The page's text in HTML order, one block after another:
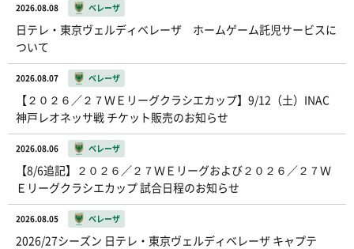
2026.08.08 ベレーザ
日テレ・東京ヴェルディベレーザ ホームゲーム託児サービスに
ついて
2026.08.07 ベレーザ
【２０２６／２７ＷＥリーグクラシエカップ】9/12（土）INAC
神戸レオネッサ戦 チケット販売のお知らせ
2026.08.06 ベレーザ
【8/6追記】２０２６／２７ＷＥリーグおよび２０２６／２７Ｗ
Ｅリーグクラシエカップ 試合日程のお知らせ
2026.08.05 ベレーザ
2026/27シーズン 日テレ・東京ヴェルディベレーザ キャプテ